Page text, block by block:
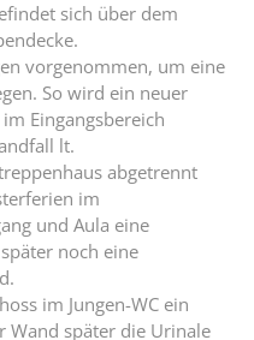
sich über dem
vorgenommen, um eine
So wird ein neuer
Eingangsbereich
lt.
abgetrennt
im
und Aula eine
noch eine
im Jungen-WC ein
Wand später die Urinale